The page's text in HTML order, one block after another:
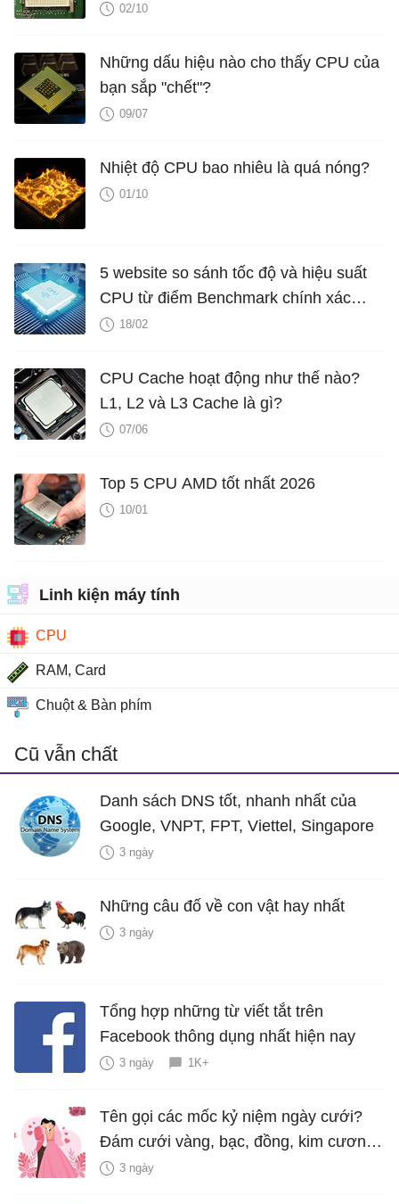
02/10
Những dấu hiệu nào cho thấy CPU của
bạn sắp "chết"?
09/07
Nhiệt độ CPU bao nhiêu là quá nóng?
01/10
5 website so sánh tốc độ và hiệu suất
CPU từ điểm Benchmark chính xác
nhất18/02
CPU Cache hoạt động như thế nào?
L1, L2 và L3 Cache là gì?
07/06
Top 5 CPU AMD tốt nhất 2026
10/01
Linh kiện máy tính
CPU
RAM, Card
Chuột & Bàn phím
Cũ vẫn chất
Danh sách DNS tốt, nhanh nhất của
Google, VNPT, FPT, Viettel, Singapore
3 ngày
Những câu đố về con vật hay nhất
3 ngày
Tổng hợp những từ viết tắt trên
Facebook thông dụng nhất hiện nay
3 ngày 1K+
Tên gọi các mốc kỷ niệm ngày cưới?
Đám cưới vàng, bạc, đồng, kim cương
là bao nhiêu năm?
3 ngày